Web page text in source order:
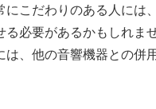
にこだわりのある人には
る必要があるかもしれま
は、他の音響機器との併